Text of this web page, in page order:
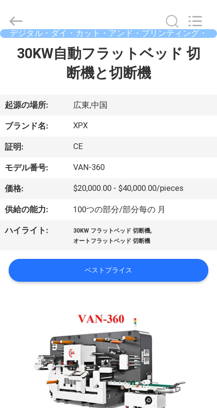
製
品
デ
オ
シ
Shenzhen
XPX
Machinery
デジタル・ダイ・カット・アンド・プリンティング・
マシン
30KW自動フラットベッド 切
断機と切断機
起源の場所: 広東,中国
ブランド名: XPX
証明: CE
モデル番号: VAN-360
価格: $20,000.00 - $40,000.00/pieces
供給の能力: 100つの部分/部分每の 月
ハイライト: 30KW フラットベッド 切断機,
オートフラットベッド 切断機
ベストプライス